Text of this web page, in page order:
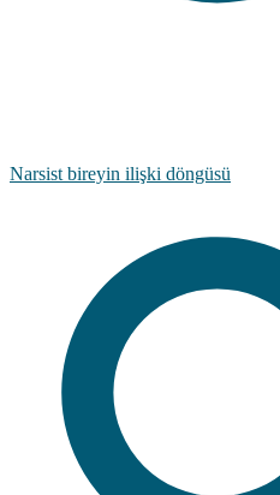
Narsist bireyin ilişki döngüsü